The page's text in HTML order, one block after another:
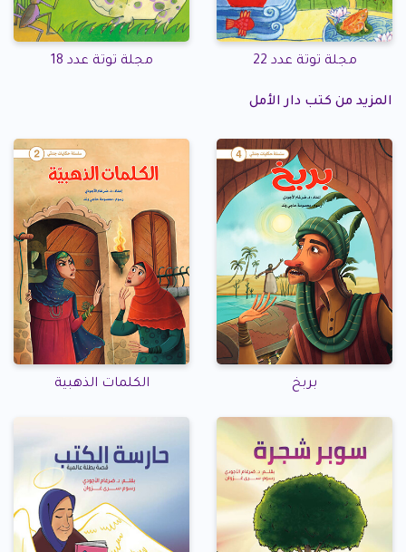
مجلة توتة عدد 22 مجلة توتة عدد 18
المزيد من كتب دار الأمل
بربخ الكلمات الذهبية